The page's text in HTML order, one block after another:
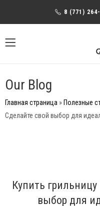
8 (771)
Our Blog
Главная страница » Полезные
Сделайте свой выбор для
Купить
выбор для